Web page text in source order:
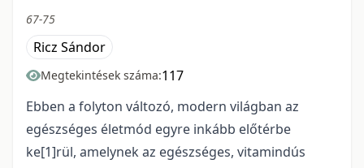
67-75
Ricz Sándor
Megtekintések száma:117
Ebben a folyton változó, modern világban az
egészséges életmód egyre inkább előtérbe
ke[1]rül, amelynek az egészséges, vitamindús